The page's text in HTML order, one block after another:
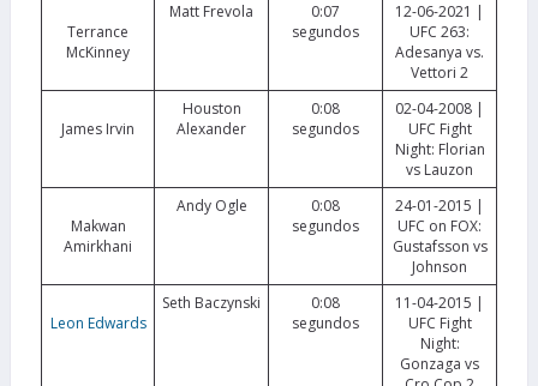
Terrance
McKinney
Matt Frevola
0:07
segundos
12-06-2021 |
UFC 263:
Adesanya vs.
Vettori 2
James Irvin
Houston
Alexander
0:08
segundos
02-04-2008 |
UFC Fight
Night: Florian
vs Lauzon
Makwan
Amirkhani
Andy Ogle
0:08
segundos
24-01-2015 |
UFC on FOX:
Gustafsson vs
Johnson
Leon Edwards
Seth Baczynski
0:08
segundos
11-04-2015 |
UFC Fight
Night:
Gonzaga vs